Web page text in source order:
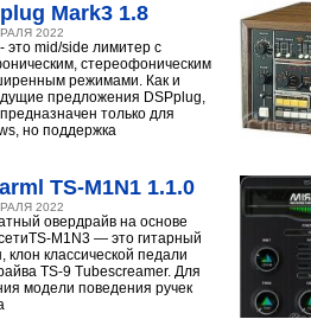
Mark3 1.8
2022
это mid/side лимитер с
стереофоническим
режимами. Как и
предложения DSPplug,
только для
но поддержка
TS-M1N1 1.1.0
2022
овердрайв на основе
M1N3 — это гитарный
клон классической педали
TS-9 Tubescreamer. Для
модели поведения ручек